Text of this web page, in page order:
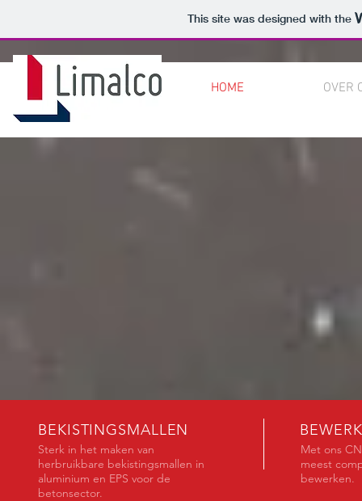
This site was designed with the
HOME OVER
BEKISTINGSMALLEN
Sterk in het maken van
herbruikbare bekistingsmallen in
aluminium en EPS voor de
betonsector.
Met ons
meest
bewerken.